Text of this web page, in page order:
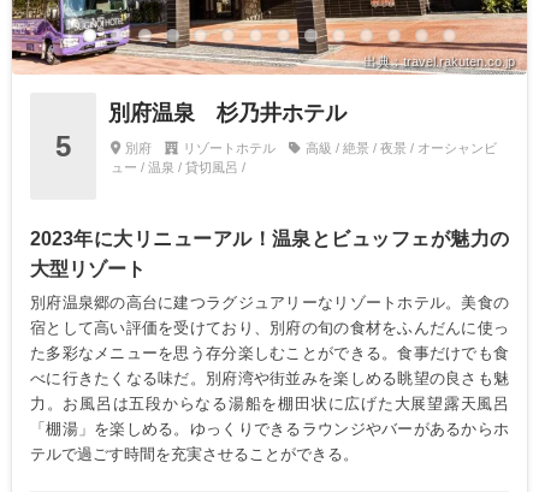
出典：travel.rakuten.co.jp
5
別府温泉 杉乃井ホテル
別府 リゾートホテル
高級 / 絶景 / 夜景 / オーシャンビ
ュー / 温泉 / 貸切風呂 /
2023年に大リニューアル！温泉とビュッフェが魅力の
大型リゾート
別府温泉郷の高台に建つラグジュアリーなリゾートホテル。美食の
宿として高い評価を受けており、別府の旬の食材をふんだんに使っ
た多彩なメニューを思う存分楽しむことができる。食事だけでも食
べに行きたくなる味だ。別府湾や街並みを楽しめる眺望の良さも魅
力。お風呂は五段からなる湯船を棚田状に広げた大展望露天風呂
「棚湯」を楽しめる。ゆっくりできるラウンジやバーがあるからホ
テルで過ごす時間を充実させることができる。